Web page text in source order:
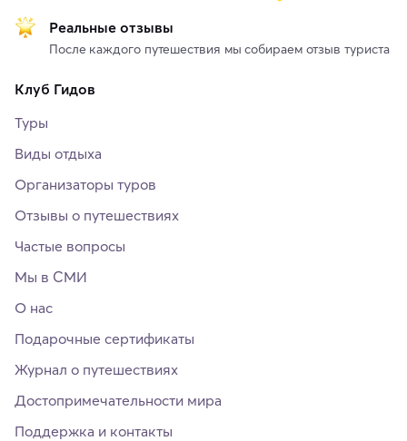
Реальные отзывы
После каждого путешествия мы собираем отзыв туриста
Клуб Гидов
Туры
Виды отдыха
Организаторы туров
Отзывы о путешествиях
Частые вопросы
Мы в СМИ
О нас
Подарочные сертификаты
Журнал о путешествиях
Достопримечательности мира
Поддержка и контакты